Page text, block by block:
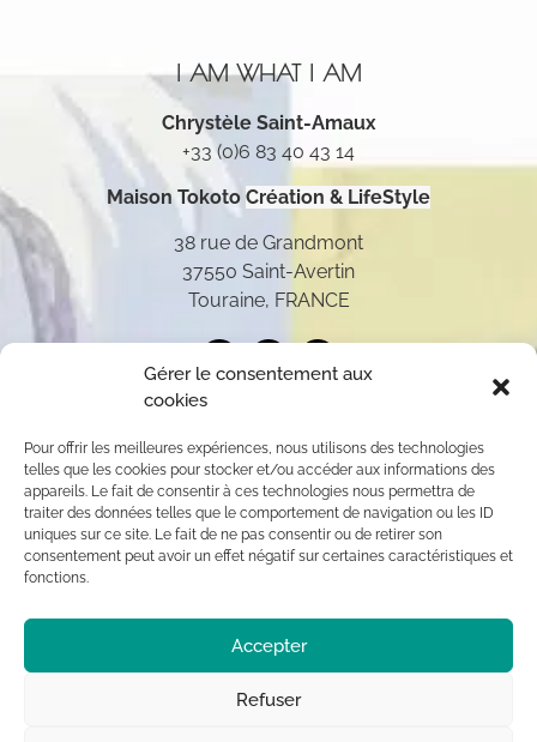
Gérer le consentement aux
cookies
Pour offrir les meilleures expériences, nous utilisons des technologies
telles que les cookies pour stocker et/ou accéder aux informations des
appareils. Le fait de consentir à ces technologies nous permettra de
traiter des données telles que le comportement de navigation ou les ID
uniques sur ce site. Le fait de ne pas consentir ou de retirer son
consentement peut avoir un effet négatif sur certaines caractéristiques et
fonctions.
Accepter
Refuser
I AM WHAT I AM
Chrystèle Saint-Amaux
+33 (0)6 83 40 43 14
Maison Tokoto Création & LifeStyle
38 rue de Grandmont
37550 Saint-Avertin
Touraine, FRANCE
Toutes les oeuvres présentées sur ce site appartiennent
exclusivement à l’auteur (sauf mention contraire) aux
termes des articles L 111-1 et L112-1 du code de la
Propriété Intellectuelle. Par conséquent, toute